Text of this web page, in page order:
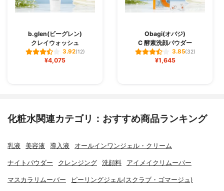
b.glen(ビーグレン)
クレイウォッシュ
3.92(12)
¥4,075
Obagi(オバジ)
C 酵素洗顔パウダー
3.85(32)
¥1,645
化粧水関連カテゴリ：おすすめ商品ランキング
乳液 美容液 導入液 オールインワンジェル・クリーム
ナイトパウダー クレンジング 洗顔料 アイメイクリムーバー
マスカラリムーバー ピーリングジェル(スクラブ・ゴマージュ)